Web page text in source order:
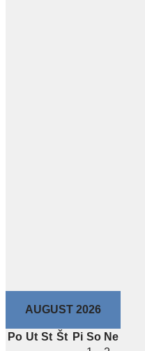
AUGUST 2026
Po Ut St Št Pi So Ne